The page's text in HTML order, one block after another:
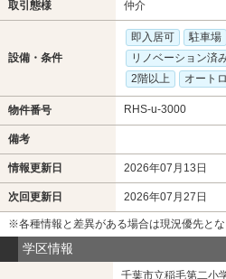
取引態様 仲介
設備・条件
即入居可 駐車場
リノベーション済
2階以上
オート
物件番号 RHS-u-3000
備考
情報更新日 2026年07月13日
次回更新日 2026年07月27日
※各種情報と差異がある場合は現況優先と
学区情報
千葉市立稲毛第二小